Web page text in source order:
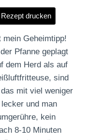
drucken
Geheimtipp!
Pfanne geplagt
dem Herd als auf
sind
mit viel weniger
und man
kein
8-10 Minuten